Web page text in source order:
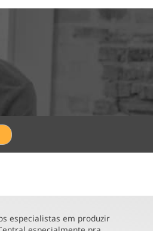
especialistas em produzir